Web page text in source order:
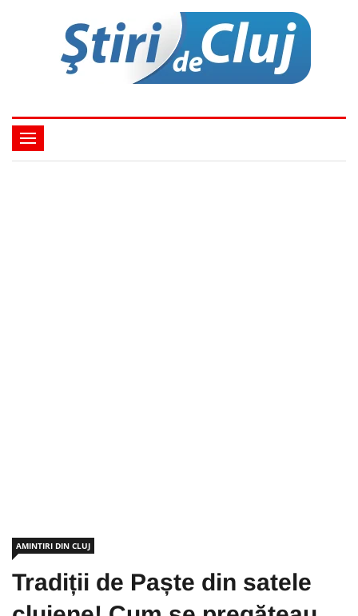
AMINTIRI DIN CLUJ
Tradiții de Paște din satele